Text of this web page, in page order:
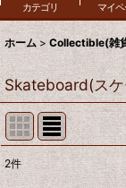
カテゴリ マイ
ホーム > Collectible(雑
Skateboard(ス
表示数:
2件